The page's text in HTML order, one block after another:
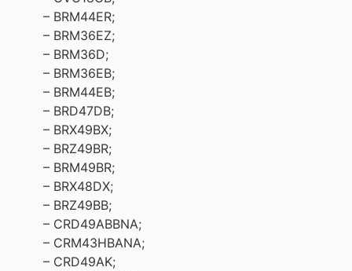
– BRM44ER;
– BRM36EZ;
– BRM36D;
– BRM36EB;
– BRM44EB;
– BRD47DB;
– BRX49BX;
– BRZ49BR;
– BRM49BR;
– BRX48DX;
– BRZ49BB;
– CRD49ABBNA;
– CRM43HBANA;
– CRD49AK;